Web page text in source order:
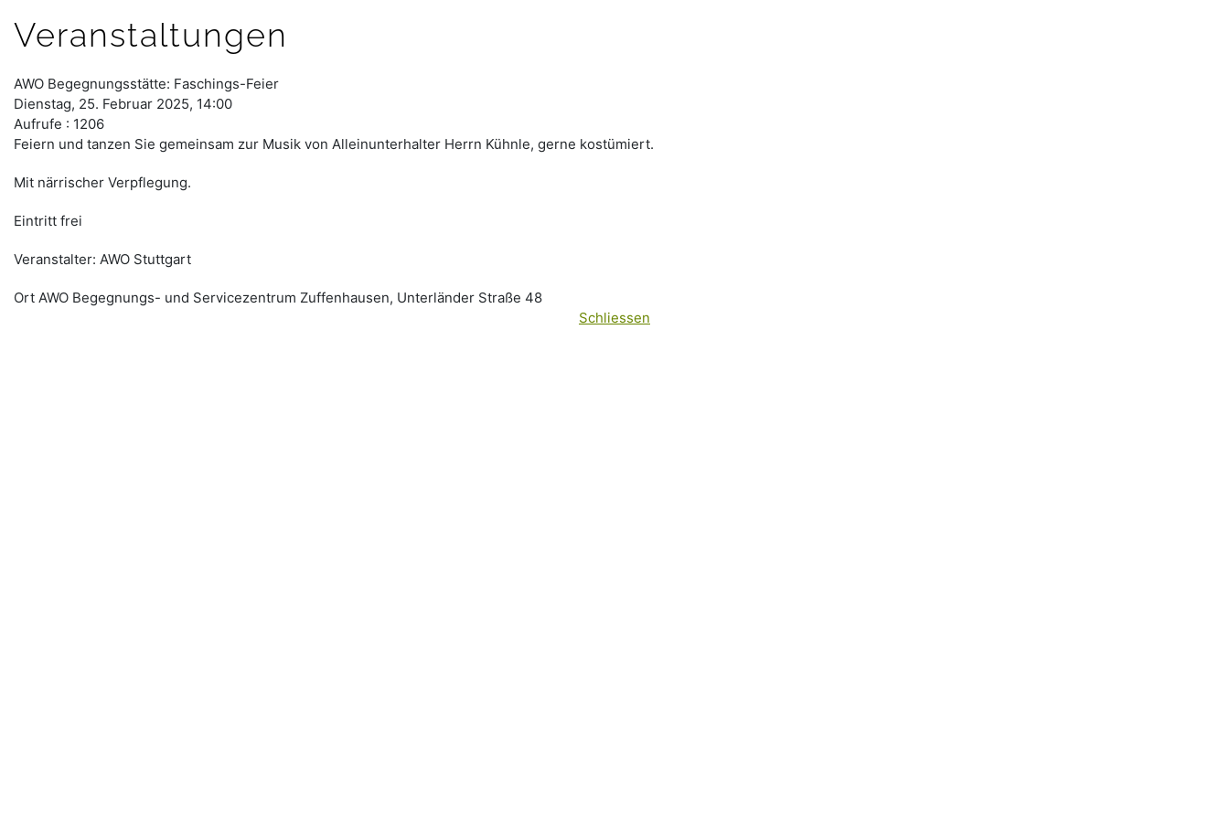
Veranstaltungen
AWO Begegnungsstätte: Faschings-Feier
Dienstag, 25. Februar 2025, 14:00
Aufrufe : 1206
Feiern und tanzen Sie gemeinsam zur Musik von Alleinunterhalter Herrn Kühnle, gerne kostümiert.
Mit närrischer Verpflegung.
Eintritt frei
Veranstalter: AWO Stuttgart
Ort AWO Begegnungs- und Servicezentrum Zuffenhausen, Unterländer Straße 48
Schliessen